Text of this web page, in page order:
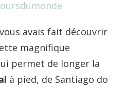
avais fait découvrir
magnifique
permet de longer la
à pied, de Santiago do